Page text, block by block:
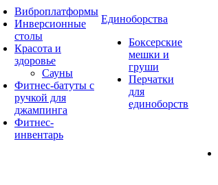
Виброплатформы
Инверсионные
столы
Красота и
здоровье
Сауны
Фитнес-батуты с
ручкой для
джампинга
Фитнес-
инвентарь
Единоборства
Боксерские
мешки и
груши
Перчатки
для
единоборств